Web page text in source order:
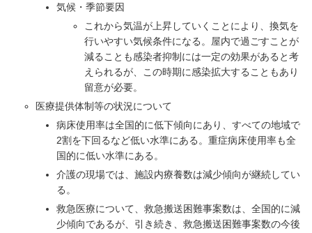
気候・季節要因
これから気温が上昇していくことにより、換気を
行いやすい気候条件になる。屋内で過ごすことが
減ることも感染者抑制には一定の効果があると考
えられるが、この時期に感染拡大することもあり
留意が必要。
医療提供体制等の状況について
病床使用率は全国的に低下傾向にあり、すべての地域で
2割を下回るなど低い水準にある。重症病床使用率も全
国的に低い水準にある。
介護の現場では、施設内療養数は減少傾向が継続してい
る。
救急医療について、救急搬送困難事案数は、全国的に減
少傾向であるが、引き続き、救急搬送困難事案数の今後